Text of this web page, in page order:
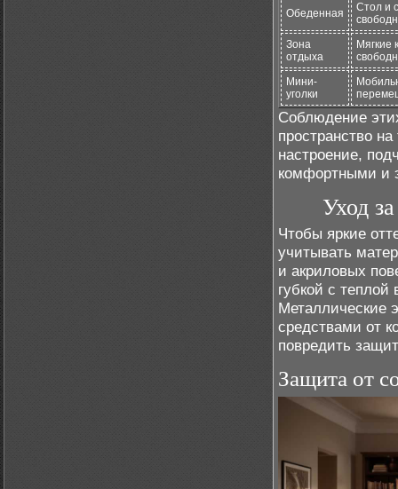
Обеденная
Стол и
Зона
отдыха
Мягкие
Мини-
уголки
Соблюдение
пространство
настроение,
комфортными и
Уход
Чтобы яркие
учитывать
и акриловых
губкой с
Металлические
средствами от
повредить
Защита от